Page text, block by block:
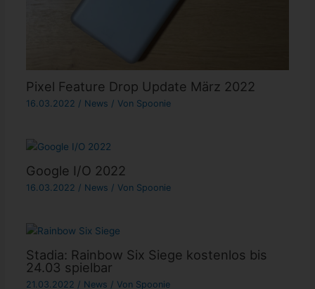
Pixel Feature Drop Update März 2022
16.03.2022 / News / Von Spoonie
Google I/O 2022
16.03.2022 / News / Von Spoonie
Stadia: Rainbow Six Siege kostenlos bis
24.03 spielbar
21.03.2022 / News / Von Spoonie